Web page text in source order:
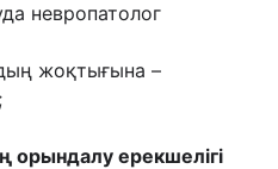
невропатолог
жоқтығына –
орындалу ерекшелігі